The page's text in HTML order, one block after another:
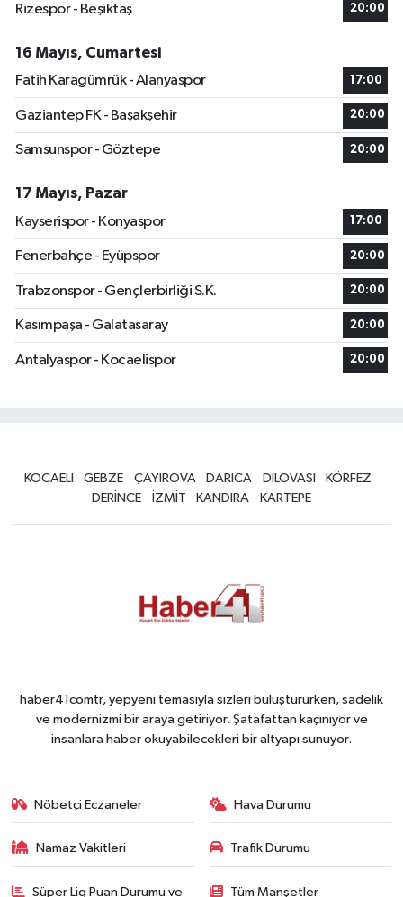
Rizespor - Beşiktaş
20:00
16 Mayıs, Cumartesi
Fatih Karagümrük - Alanyaspor
17:00
Gaziantep FK - Başakşehir 20:00
Samsunspor - Göztepe 20:00
17 Mayıs, Pazar
Kayserispor - Konyaspor
17:00
Fenerbahçe - Eyüpspor 20:00
Trabzonspor - Gençlerbirliği S.K. 20:00
Kasımpaşa - Galatasaray 20:00
Antalyaspor - Kocaelispor 20:00
KOCAELİ GEBZE ÇAYIROVA DARICA DİLOVASI
KÖRFEZ
DERİNCE
İZMİT KANDIRA KARTEPE
haber41comtr, yepyeni temasıyla sizleri buluştururken, sadelik
ve modernizmi bir araya getiriyor. Şatafattan kaçınıyor ve
insanlara haber okuyabilecekleri bir altyapı sunuyor.
Nöbetçi Eczaneler Hava Durumu
Namaz Vakitleri Trafik Durumu
Süper Lig Puan Durumu ve Tüm Manşetler